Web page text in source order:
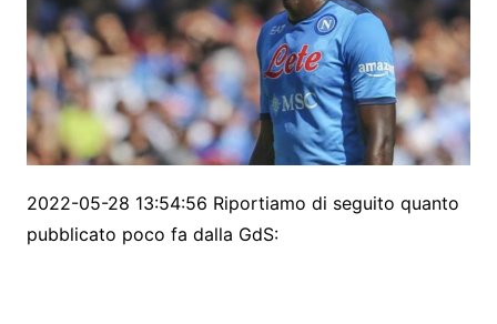
2022-05-28 13:54:56 Riportiamo di seguito quanto
pubblicato poco fa dalla GdS: